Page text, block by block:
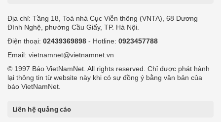
Địa chỉ: Tầng 18, Toà nhà Cục Viễn thông (VNTA), 68 Dương
Đình Nghệ, phường Cầu Giấy, TP. Hà Nội.
Điện thoại: 02439369898 - Hotline: 0923457788
Email: vietnamnet@vietnamnet.vn
© 1997 Báo VietNamNet. All rights reserved. Chỉ được phát hành
lại thông tin từ website này khi có sự đồng ý bằng văn bản của
báo VietNamNet.
Liên hệ quảng cáo